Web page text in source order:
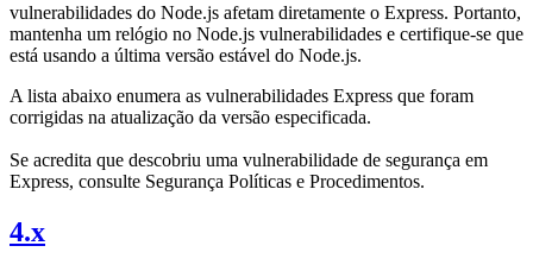
vulnerabilidades do Node.js afetam diretamente o Express. Portanto,
mantenha um relógio no Node.js vulnerabilidades e certifique-se que
está usando a última versão estável do Node.js.
A lista abaixo enumera as vulnerabilidades Express que foram
corrigidas na atualização da versão especificada.
Se acredita que descobriu uma vulnerabilidade de segurança em
Express, consulte Segurança Políticas e Procedimentos.
4.x